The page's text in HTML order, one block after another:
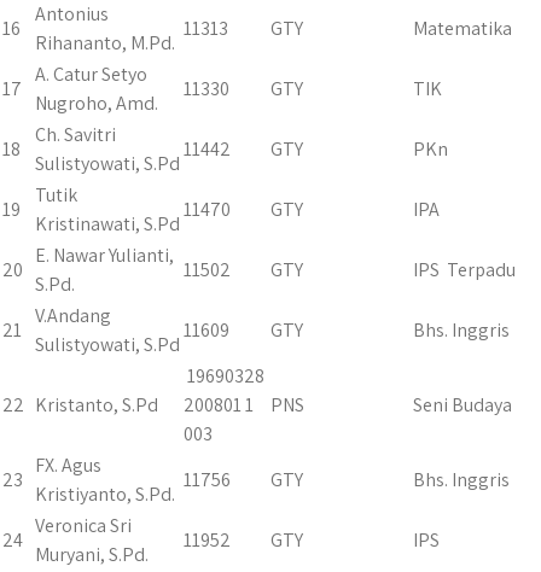
16
Antonius
Rihananto, M.Pd.
11313 GTY Matematika
17
A. Catur Setyo
Nugroho, Amd.
11330 GTY TIK
18
Ch. Savitri
Sulistyowati, S.Pd
11442 GTY PKn
19
Tutik
Kristinawati, S.Pd
11470 GTY IPA
20
E. Nawar Yulianti,
S.Pd.
11502 GTY IPS Terpadu
21
V.Andang
Sulistyowati, S.Pd
11609 GTY Bhs. Inggris
22 Kristanto, S.Pd
19690328
200801 1
003
PNS Seni Budaya
23
FX. Agus
Kristiyanto, S.Pd.
11756 GTY Bhs. Inggris
24
Veronica Sri
Muryani, S.Pd.
11952 GTY IPS